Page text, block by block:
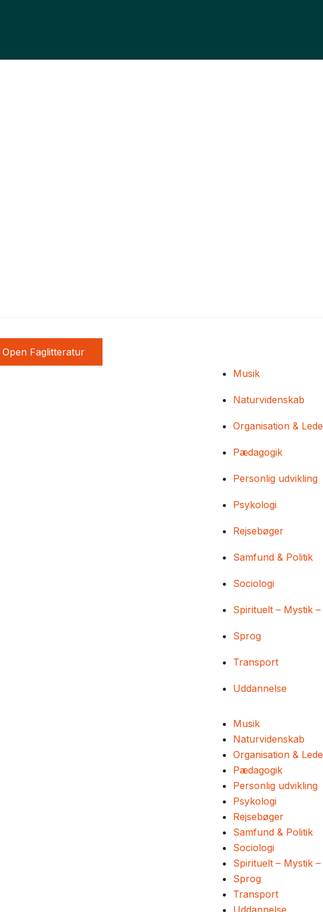
Open Faglitteratur
Musik
Naturvidenskab
Organisation &
Pædagogik
Personlig udvikling
Psykologi
Rejsebøger
Samfund & Politik
Sociologi
Spirituelt – Mystik
Sprog
Transport
Uddannelse
Musik
Naturvidenskab
Organisation &
Pædagogik
Personlig udvikling
Psykologi
Rejsebøger
Samfund & Politik
Sociologi
Spirituelt – Mystik
Sprog
Transport
Uddannelse